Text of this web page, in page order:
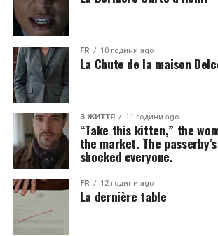
FR 10 години ago
La Chute de la maison
З ЖИТТЯ 11 години ago
“Take this kitten,” the
the market. The
shocked everyone.
FR 12 години ago
La dernière table